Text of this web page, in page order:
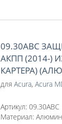
09.30ABC
АКПП (2014-)
КАРТЕРА)
для Acura, Acura
Артикул: 09.30ABC
Материал: